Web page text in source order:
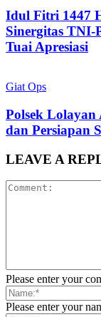
Idul Fitri 1447
Sinergitas TNI-
Tuai Apresiasi
Giat Ops
Polsek
dan Persiapan
LEAVE A
Please enter your
Please enter your